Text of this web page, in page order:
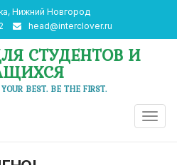
Нижний Новгород
head@interclover.ru
СТУДЕНТОВ И
BEST. BE THE FIRST.